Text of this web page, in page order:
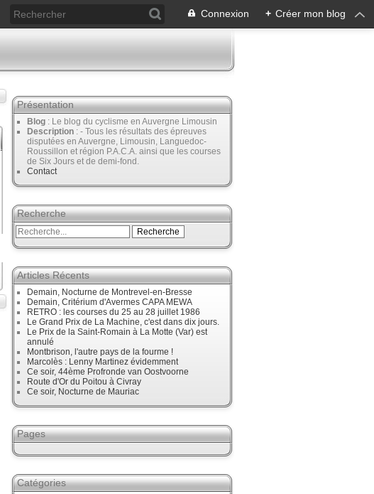
Connexion + Créer mon blog
Présentation
Blog : Le blog du cyclisme en Auvergne Limousin
Description : - Tous les résultats des épreuves
disputées en Auvergne, Limousin, Languedoc-
Roussillon et région P.A.C.A. ainsi que les courses
de Six Jours et de demi-fond.
Contact
Recherche
Articles Récents
Demain, Nocturne de Montrevel-en-Bresse
Demain, Critérium d'Avermes CAPA MEWA
RETRO : les courses du 25 au 28 juillet 1986
Le Grand Prix de La Machine, c'est dans dix jours.
Le Prix de la Saint-Romain à La Motte (Var) est
annulé
Montbrison, l'autre pays de la fourme !
Marcolès : Lenny Martinez évidemment
Ce soir, 44ème Profronde van Oostvoorne
Route d'Or du Poitou à Civray
Ce soir, Nocturne de Mauriac
Pages
Catégories